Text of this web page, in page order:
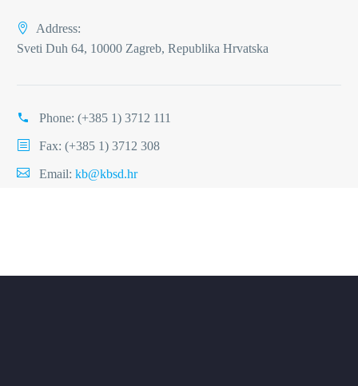
Address:
Sveti Duh 64, 10000 Zagreb, Republika Hrvatska
Phone: (+385 1) 3712 111
Fax: (+385 1) 3712 308
Email: kb@kbsd.hr